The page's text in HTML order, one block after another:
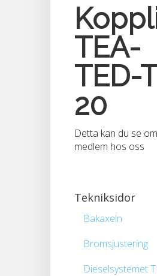
TEA-
TED-
20
Detta kan du se
medlem hos oss
Tekniksidor
Bakaxeln
Bromsjustering
Dieselsystemet